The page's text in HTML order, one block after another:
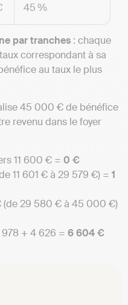
45 %
par tranches : chaque
correspondant à sa
au taux le plus
45 000 € de bénéfice
revenu dans le foyer
11 600 € = 0 €
11 601 € à 29 579 €) = 1
(de 29 580 € à 45 000 €)
+ 4 626 = 6 604 €